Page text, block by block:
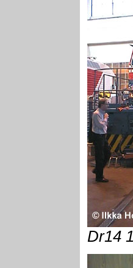
Dr14